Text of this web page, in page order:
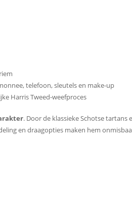
telefoon, sleutels en make-up
Harris Tweed-weefproces
. Door de klassieke Schotse
en draagopties maken hem